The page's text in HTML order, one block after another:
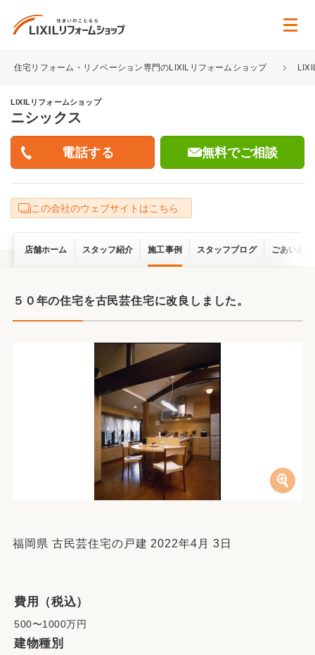
住宅リフォーム・リノベーション専門のLIXILリフォームショップ
LIXILリフォームショップ
ニシックス
無料でご相談
この会社のウェブサイトはこちら
店舗ホーム スタッフ紹介 施工事例 スタッフブログ ごあいさつ
５０年の住宅を古民芸住宅に改良しました。
福岡県 古民芸住宅の戸建 2022年4月 3日
費用（税込）
500〜1000万円
建物種別